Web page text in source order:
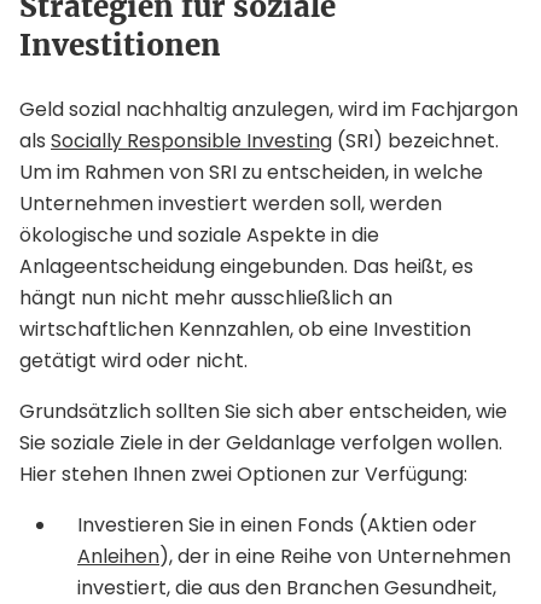
Investitionen
Geld sozial nachhaltig anzulegen, wird im Fachjargon
als Socially Responsible Investing (SRI) bezeichnet.
Um im Rahmen von SRI zu entscheiden, in welche
Unternehmen investiert werden soll, werden
ökologische und soziale Aspekte in die
Anlageentscheidung eingebunden. Das heißt, es
hängt nun nicht mehr ausschließlich an
wirtschaftlichen Kennzahlen, ob eine Investition
getätigt wird oder nicht.
Grundsätzlich sollten Sie sich aber entscheiden, wie
Sie soziale Ziele in der Geldanlage verfolgen wollen.
Hier stehen Ihnen zwei Optionen zur Verfügung:
Investieren Sie in einen Fonds (Aktien oder
Anleihen), der in eine Reihe von Unternehmen
investiert, die aus den Branchen Gesundheit,